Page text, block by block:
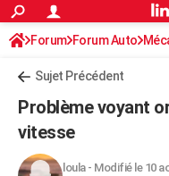
ACTUALITÉS
Politique
Société
Faits Divers
Education
Monde
Villes
+
Programme TV
TNTStreaming
Cinéma
Sorties cinéma
Musique
FINANCE
Retraite
Impôts
Epargne
Immobilier
Risques naturels par ville
Banque
Assurance
Crédit
AUTO
Forum Forum Auto
Sujet Précédent
Problème voyant
vitesse
loula- Modifié le 10